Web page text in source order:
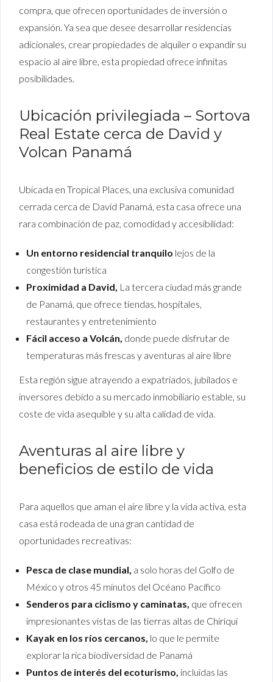
compra, que ofrecen oportunidades de inversión o
expansión. Ya sea que desee desarrollar residencias
adicionales, crear propiedades de alquiler o expandir su
espacio al aire libre, esta propiedad ofrece infinitas
posibilidades.
Ubicación privilegiada – Sortova
Real Estate cerca de David y
Volcan Panamá
Ubicada en Tropical Places, una exclusiva comunidad
cerrada cerca de David Panamá, esta casa ofrece una
rara combinación de paz, comodidad y accesibilidad:
Un entorno residencial tranquilo lejos de la
congestión turística
Proximidad a David, La tercera ciudad más grande
de Panamá, que ofrece tiendas, hospitales,
restaurantes y entretenimiento
Fácil acceso a Volcán, donde puede disfrutar de
temperaturas más frescas y aventuras al aire libre
Esta región sigue atrayendo a expatriados, jubilados e
inversores debido a su mercado inmobiliario estable, su
coste de vida asequible y su alta calidad de vida.
Aventuras al aire libre y
beneficios de estilo de vida
Para aquellos que aman el aire libre y la vida activa, esta
casa está rodeada de una gran cantidad de
oportunidades recreativas:
Pesca de clase mundial, a solo horas del Golfo de
México y otros 45 minutos del Océano Pacífico
Senderos para ciclismo y caminatas, que ofrecen
impresionantes vistas de las tierras altas de Chiriquí
Kayak en los ríos cercanos, lo que le permite
explorar la rica biodiversidad de Panamá
Puntos de interés del ecoturismo, incluidas las